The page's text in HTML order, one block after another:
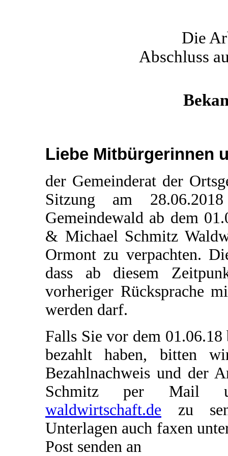
Die
Abschluss
Liebe Mitbürgerinnen
der Gemeinderat der
Sitzung am
Gemeindewald ab dem
& Michael Schmitz
Ormont zu verpachten.
dass ab diesem
vorheriger Rücksprache
werden darf.
Falls Sie vor dem
bezahlt haben, bitten
Bezahlnachweis und der
Schmitz per Mail
waldwirtschaft.de zu
Unterlagen auch faxen
Post senden an